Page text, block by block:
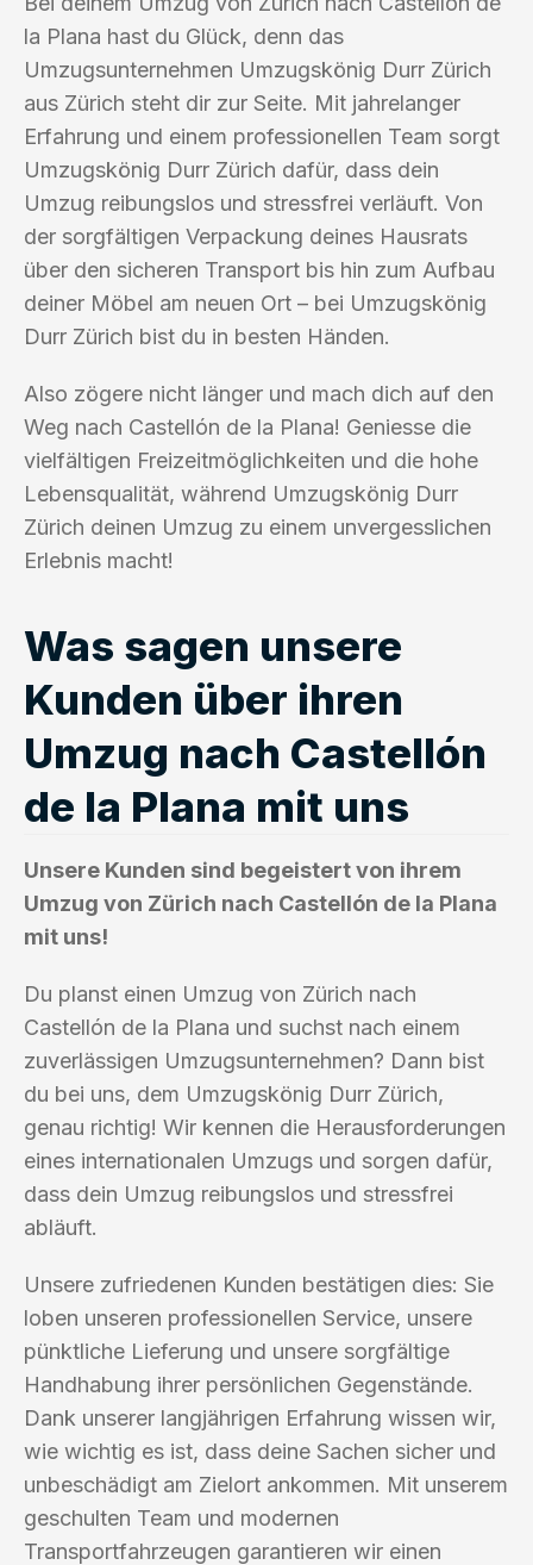
la Plana hast du Glück, denn das
Umzugsunternehmen Umzugskönig Durr Zürich
aus Zürich steht dir zur Seite. Mit jahrelanger
Erfahrung und einem professionellen Team sorgt
Umzugskönig Durr Zürich dafür, dass dein
Umzug reibungslos und stressfrei verläuft. Von
der sorgfältigen Verpackung deines Hausrats
über den sicheren Transport bis hin zum Aufbau
deiner Möbel am neuen Ort – bei Umzugskönig
Durr Zürich bist du in besten Händen.
Also zögere nicht länger und mach dich auf den
Weg nach Castellón de la Plana! Geniesse die
vielfältigen Freizeitmöglichkeiten und die hohe
Lebensqualität, während Umzugskönig Durr
Zürich deinen Umzug zu einem unvergesslichen
Erlebnis macht!
Was sagen unsere
Kunden über ihren
Umzug nach Castellón
de la Plana mit uns
Unsere Kunden sind begeistert von ihrem
Umzug von Zürich nach Castellón de la Plana
mit uns!
Du planst einen Umzug von Zürich nach
Castellón de la Plana und suchst nach einem
zuverlässigen Umzugsunternehmen? Dann bist
du bei uns, dem Umzugskönig Durr Zürich,
genau richtig! Wir kennen die Herausforderungen
eines internationalen Umzugs und sorgen dafür,
dass dein Umzug reibungslos und stressfrei
abläuft.
Unsere zufriedenen Kunden bestätigen dies: Sie
loben unseren professionellen Service, unsere
pünktliche Lieferung und unsere sorgfältige
Handhabung ihrer persönlichen Gegenstände.
Dank unserer langjährigen Erfahrung wissen wir,
wie wichtig es ist, dass deine Sachen sicher und
unbeschädigt am Zielort ankommen. Mit unserem
geschulten Team und modernen
Transportfahrzeugen garantieren wir einen